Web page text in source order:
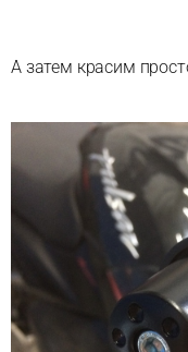
А затем красим